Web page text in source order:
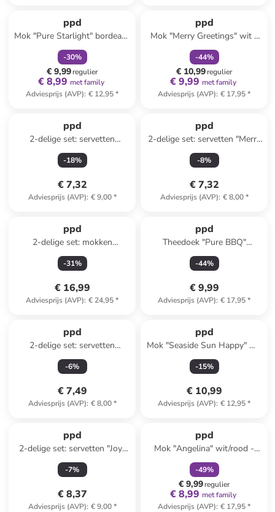
ppd
Mok "Pure Starlight" bordeaux
- 400 ml
-30%
€ 9,99regulier
€ 8,99 met family
Adviesprijs (AVP): € 12,95*
ppd
Mok "Merry Greetings" wit -
350 ml
-44%
€ 10,99regulier
€ 9,99 met family
Adviesprijs (AVP): € 17,95*
ppd
2-delige set: servetten
"Christmas" rood/meerkleurig
- 2x 20 stuks
-18%
€ 7,32
Adviesprijs (AVP): € 9,00*
ppd
2-delige set: servetten "Merry
Christmas" rood - 2x 20 stuks
-8%
€ 7,32
Adviesprijs (AVP): € 8,00*
ppd
2-delige set: mokken
"Floriculture" meerkleurig -
350 ml
-31%
€ 16,99
Adviesprijs (AVP): € 24,95*
ppd
Theedoek "Pure BBQ"
antraciet - (L)50 x (B)70 cm
-44%
€ 9,99
Adviesprijs (AVP): € 17,95*
ppd
2-delige set: servetten
"Friends" beige/zwart - 2x 20
stuks
-6%
€ 7,49
Adviesprijs (AVP): € 8,00*
ppd
Mok "Seaside Sun Happy" wit
- 400 ml
-15%
€ 10,99
Adviesprijs (AVP): € 12,95*
ppd
2-delige set: servetten "Joy"
beige/groen - 2x 20 stuks
-7%
€ 8,37
Adviesprijs (AVP): € 9,00*
ppd
Mok "Angelina" wit/rood -
400 ml
-49%
€ 9,99regulier
€ 8,99 met family
Adviesprijs (AVP): € 17,95*